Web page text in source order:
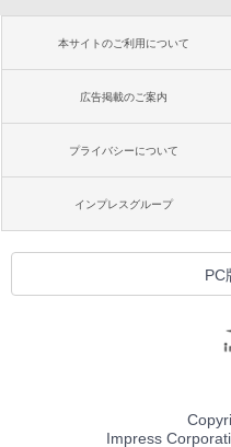
本サイトのご利用について
広告掲載のご案内
プライバシーについて
インプレスグループ
PC
Impress